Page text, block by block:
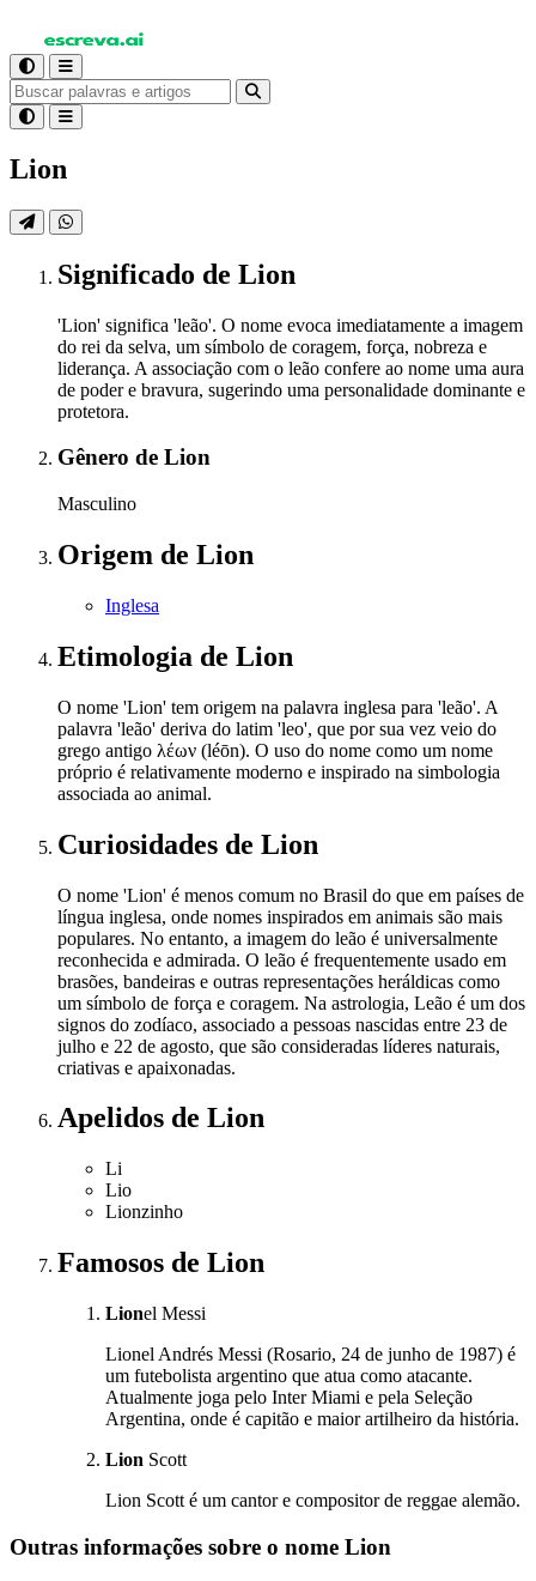
Lion
Significado de Lion
'Lion' significa 'leão'. O nome evoca imediatamente a imagem
do rei da selva, um símbolo de coragem, força, nobreza e
liderança. A associação com o leão confere ao nome uma aura
de poder e bravura, sugerindo uma personalidade dominante e
protetora.
Gênero de Lion
Masculino
Origem de Lion
Inglesa
Etimologia de Lion
O nome 'Lion' tem origem na palavra inglesa para 'leão'. A
palavra 'leão' deriva do latim 'leo', que por sua vez veio do
grego antigo λέων (léōn). O uso do nome como um nome
próprio é relativamente moderno e inspirado na simbologia
associada ao animal.
Curiosidades de Lion
O nome 'Lion' é menos comum no Brasil do que em países de
língua inglesa, onde nomes inspirados em animais são mais
populares. No entanto, a imagem do leão é universalmente
reconhecida e admirada. O leão é frequentemente usado em
brasões, bandeiras e outras representações heráldicas como
um símbolo de força e coragem. Na astrologia, Leão é um dos
signos do zodíaco, associado a pessoas nascidas entre 23 de
julho e 22 de agosto, que são consideradas líderes naturais,
criativas e apaixonadas.
Apelidos de Lion
Li
Lio
Lionzinho
Famosos de Lion
Lionel Messi
Lionel Andrés Messi (Rosario, 24 de junho de 1987) é
um futebolista argentino que atua como atacante.
Atualmente joga pelo Inter Miami e pela Seleção
Argentina, onde é capitão e maior artilheiro da história.
Lion Scott
Lion Scott é um cantor e compositor de reggae alemão.
Outras informações sobre o nome Lion